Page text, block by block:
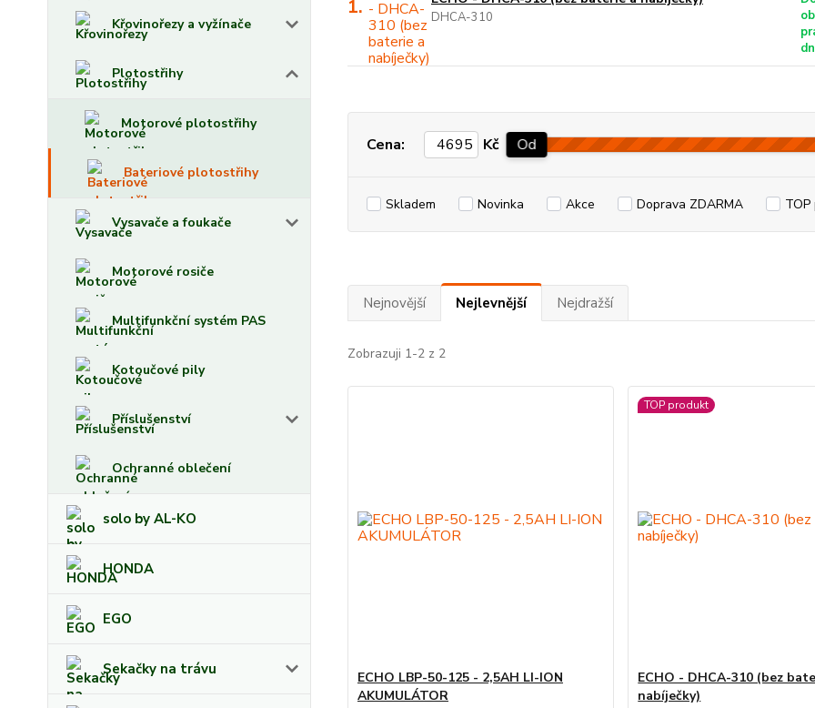
Křovinořezy a vyžínače
Plotostřihy
Motorové plotostřihy
Bateriové plotostřihy
Vysavače a foukače
Motorové rosiče
Multifunkční systém PAS
Kotoučové pily
Příslušenství
Ochranné oblečení
solo by AL-KO
HONDA
EGO
Sekačky na trávu
1. DHCA-310
Cena: Kč Od
Skladem Novinka Akce Doprava ZDARMA
Nejnovější Nejlevnější Nejdražší
Zobrazuji 1-2 z 2
ECHO LBP-50-125 - 2,5AH LI-ION
AKUMULÁTOR
TOP produkt
ECHO - DHCA-310 (bez
nabíječky)